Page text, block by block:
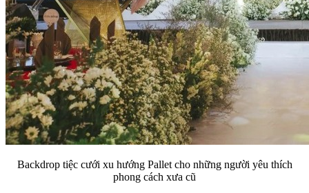
Backdrop tiệc cưới xu hướng Pallet cho những người yêu thích
phong cách xưa cũ